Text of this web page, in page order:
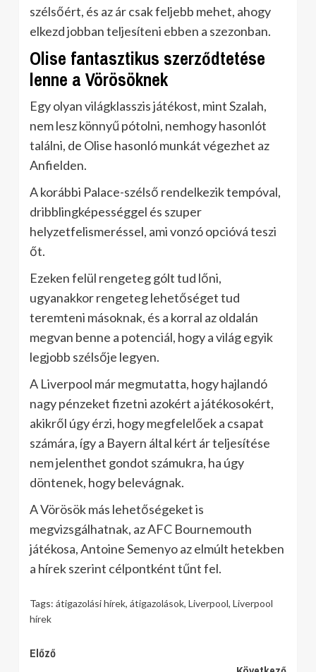
szélsőért, és az ár csak feljebb mehet, ahogy
elkezd jobban teljesíteni ebben a szezonban.
Olise fantasztikus szerződtetése
lenne a Vörösöknek
Egy olyan világklasszis játékost, mint Szalah,
nem lesz könnyű pótolni, nemhogy hasonlót
találni, de Olise hasonló munkát végezhet az
Anfielden.
A korábbi Palace-szélső rendelkezik tempóval,
dribblingképességgel és szuper
helyzetfelismeréssel, ami vonzó opcióvá teszi
őt.
Ezeken felül rengeteg gólt tud lőni,
ugyanakkor rengeteg lehetőséget tud
teremteni másoknak, és a korral az oldalán
megvan benne a potenciál, hogy a világ egyik
legjobb szélsője legyen.
A Liverpool már megmutatta, hogy hajlandó
nagy pénzeket fizetni azokért a játékosokért,
akikről úgy érzi, hogy megfelelőek a csapat
számára, így a Bayern által kért ár teljesítése
nem jelenthet gondot számukra, ha úgy
döntenek, hogy belevágnak.
A Vörösök más lehetőségeket is
megvizsgálhatnak, az AFC Bournemouth
játékosa, Antoine Semenyo az elmúlt hetekben
a hírek szerint célpontként tűnt fel.
Tags: átigazolási hírek, átigazolások, Liverpool, Liverpool
hírek
Continue
Előző